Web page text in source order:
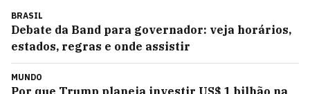
BRASIL
Debate da Band para governador: veja horários,
estados, regras e onde assistir
MUNDO
Por que Trump planeja investir US$ 1 bilhão na